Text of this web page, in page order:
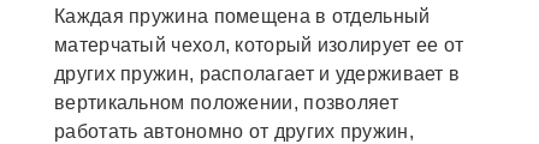
Каждая пружина помещена в отдельный
матерчатый чехол, который изолирует ее от
других пружин, располагает и удерживает в
вертикальном положении, позволяет
работать автономно от других пружин,